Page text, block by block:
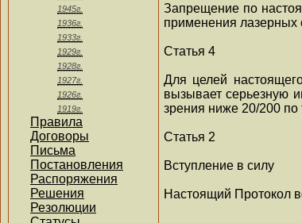
1945г.
1936г.
1933г.
1929г.
1928г.
1927г.
1926г.
1919г.
Правила
Договоры
Письма
Постановления
Распоряжения
Решения
Резолюции
Запрещение по
применения лазерных
Статья 4
Для целей
вызывает серьезную
зрения ниже 20/200
Статья 2
Вступление в силу
Настоящий Протокол